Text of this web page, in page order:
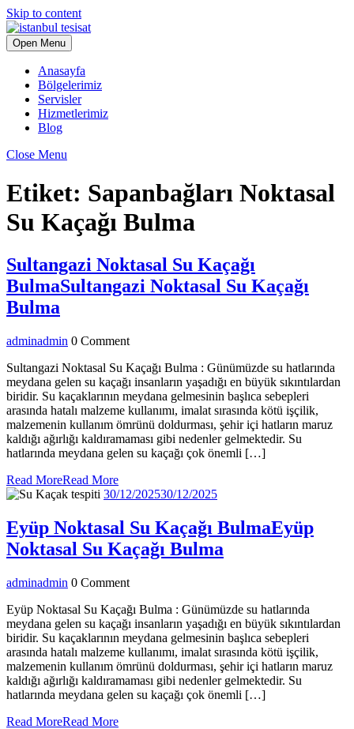
Skip to content
Open Menu
Anasayfa
Bölgelerimiz
Servisler
Hizmetlerimiz
Blog
Close Menu
Etiket: Sapanbağları Noktasal
Su Kaçağı Bulma
Sultangazi Noktasal Su Kaçağı
BulmaSultangazi Noktasal Su Kaçağı
Bulma
adminadmin 0 Comment
Sultangazi Noktasal Su Kaçağı Bulma : Günümüzde su hatlarında
meydana gelen su kaçağı insanların yaşadığı en büyük sıkıntılardan
biridir. Su kaçaklarının meydana gelmesinin başlıca sebepleri
arasında hatalı malzeme kullanımı, imalat sırasında kötü işçilik,
malzemenin kullanım ömrünü doldurması, şehir içi hatların maruz
kaldığı ağırlığı kaldıramaması gibi nedenler gelmektedir. Su
hatlarında meydana gelen su kaçağı çok önemli […]
Read MoreRead More
30/12/202530/12/2025
Eyüp Noktasal Su Kaçağı BulmaEyüp
Noktasal Su Kaçağı Bulma
adminadmin 0 Comment
Eyüp Noktasal Su Kaçağı Bulma : Günümüzde su hatlarında
meydana gelen su kaçağı insanların yaşadığı en büyük sıkıntılardan
biridir. Su kaçaklarının meydana gelmesinin başlıca sebepleri
arasında hatalı malzeme kullanımı, imalat sırasında kötü işçilik,
malzemenin kullanım ömrünü doldurması, şehir içi hatların maruz
kaldığı ağırlığı kaldıramaması gibi nedenler gelmektedir. Su
hatlarında meydana gelen su kaçağı çok önemli […]
Read MoreRead More